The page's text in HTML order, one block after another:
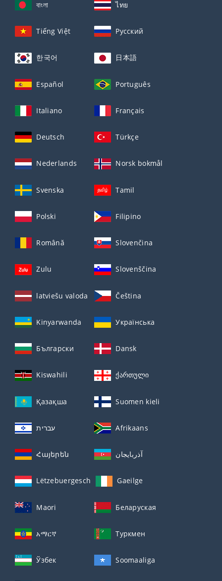
বাংলা ไทย
Tiếng Việt Русский
한국어 日本語
Español Português
Italiano Français
Deutsch Türkçe
Nederlands Norsk bokmål
Svenska Tamil
Polski Filipino
Română Slovenčina
Zulu Slovenščina
latviešu valoda Čeština
Kinyarwanda Українська
Български Dansk
Kiswahili ქართული
Қазақша Suomen kieli
עברית Afrikaans
Հայերեն آذربايجان
Lëtzebuergesch Gaeilge
Maori Беларуская
አማርኛ Туркмен
Ўзбек Soomaaliga